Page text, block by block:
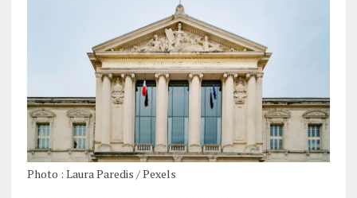
Photo : Laura Paredis / Pexels